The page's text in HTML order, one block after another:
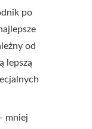
po
od
lepszą
mniej